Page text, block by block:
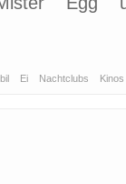
Ei Nachtclubs Kinos